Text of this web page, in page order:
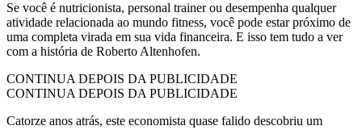
Se você é nutricionista, personal trainer ou desempenha qualquer
atividade relacionada ao mundo fitness, você pode estar próximo de
uma completa virada em sua vida financeira. E isso tem tudo a ver
com a história de Roberto Altenhofen.
CONTINUA DEPOIS DA PUBLICIDADE
CONTINUA DEPOIS DA PUBLICIDADE
Catorze anos atrás, este economista quase falido descobriu um